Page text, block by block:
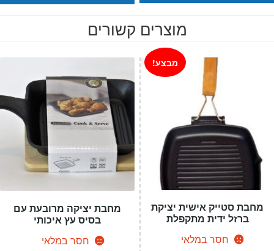
מוצרים קשורים
מחבת יציקה מרובעת עם
בסיס עץ איכותי
חסר במלאי
מחבת סטייק אישית יציקת
ברזל ידית מתקפלת
חסר במלאי
מבצע!